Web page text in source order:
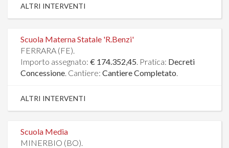
ALTRI INTERVENTI
Scuola Materna Statale 'R.Benzi'
FERRARA (FE).
Importo assegnato: € 174.352,45. Pratica: Decreti
Concessione. Cantiere: Cantiere Completato.
ALTRI INTERVENTI
Scuola Media
MINERBIO (BO).